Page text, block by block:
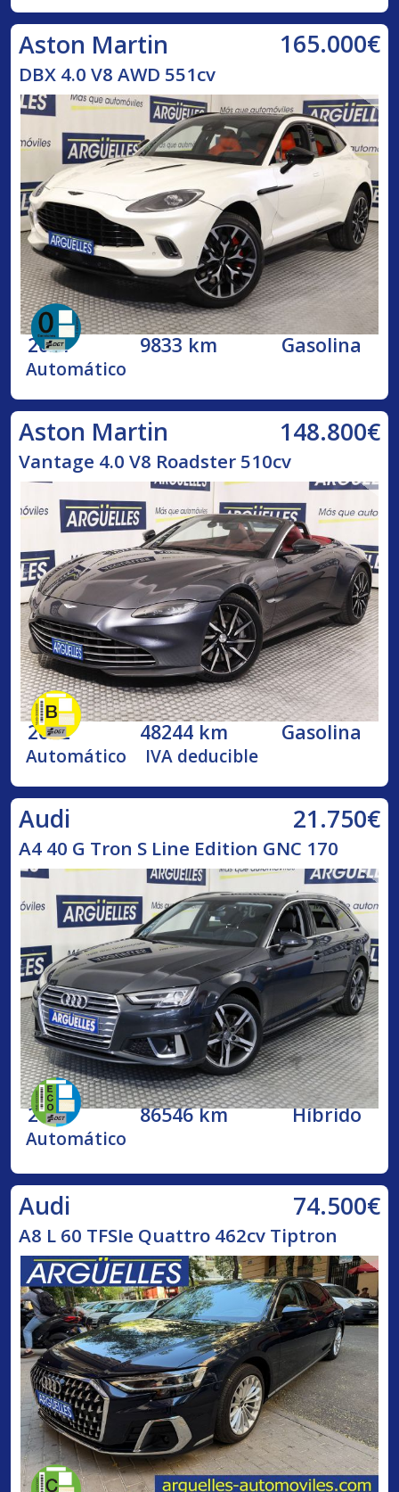
Aston Martin 165.000€
DBX 4.0 V8 AWD 551cv
2021 9833 km Gasolina
Automático
Aston Martin 148.800€
Vantage 4.0 V8 Roadster 510cv
2022 48244 km Gasolina
Automático IVA deducible
Audi 21.750€
A4 40 G Tron S Line Edition GNC 170
2020 86546 km Híbrido
Automático
Audi 74.500€
A8 L 60 TFSIe Quattro 462cv Tiptron